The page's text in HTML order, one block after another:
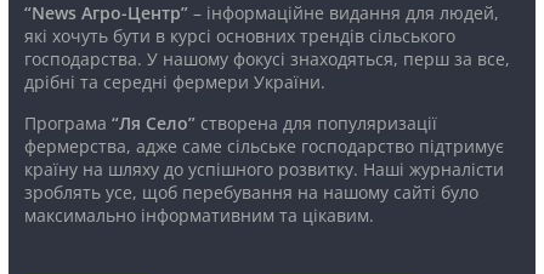
“News Агро-Центр”– інформаційне видання для людей,
які хочуть бути в курсі основних трендів сільського
господарства. У нашому фокусі знаходяться, перш за все,
дрібні та середні фермери України.
Програма “Ля Село”створена для популяризації
фермерства, адже саме сільське господарство підтримує
країну на шляху до успішного розвитку. Наші журналісти
зроблять усе, щоб перебування на нашому сайті було
максимально інформативним та цікавим.